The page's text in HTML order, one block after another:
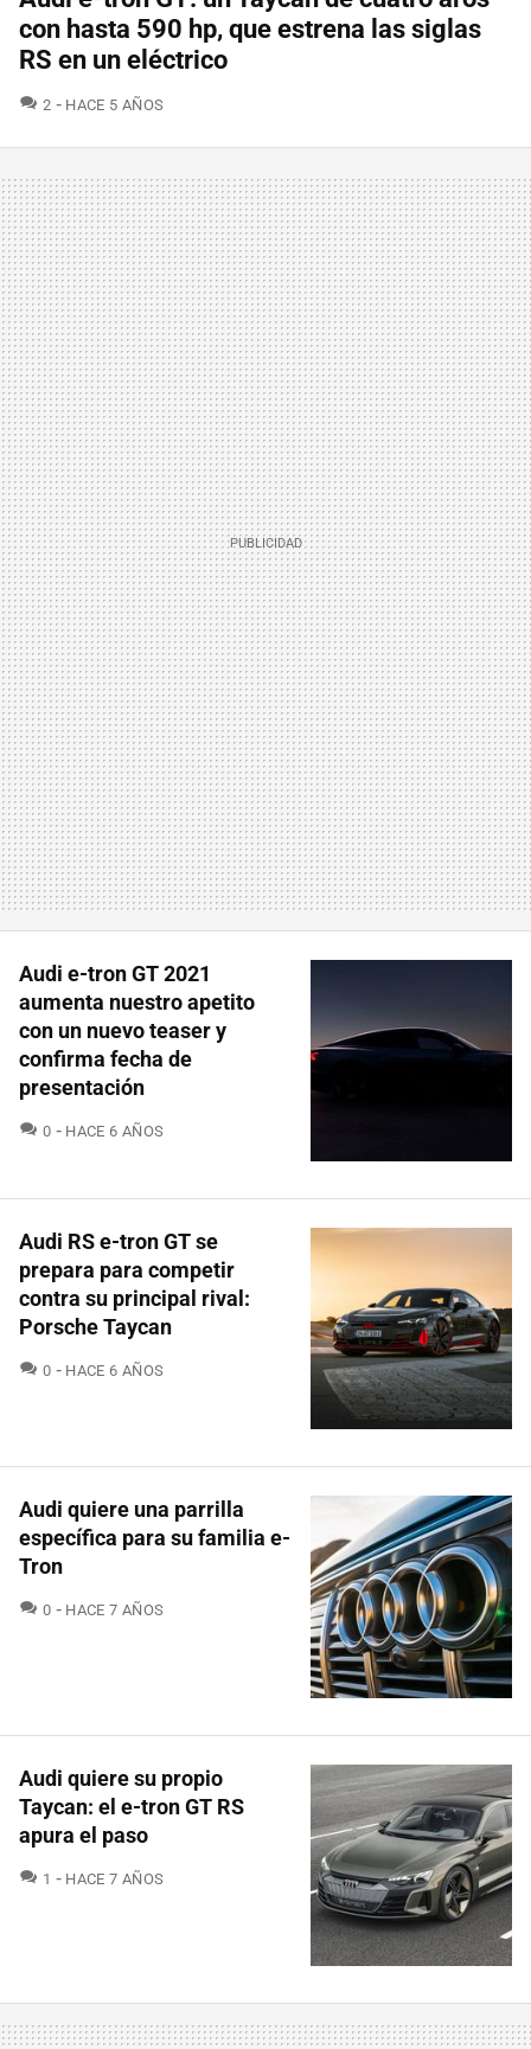
con hasta 590 hp, que estrena las siglas
RS en un eléctrico
2 COMENTARIOS
HACE 5 AÑOS
Audi e-tron GT 2021
aumenta nuestro apetito
con un nuevo teaser y
confirma fecha de
presentación
0 COMENTARIOS
HACE 6 AÑOS
Audi RS e-tron GT se
prepara para competir
contra su principal rival:
Porsche Taycan
0 COMENTARIOS
HACE 6 AÑOS
Audi quiere una parrilla
específica para su familia e-
Tron
0 COMENTARIOS
HACE 7 AÑOS
Audi quiere su propio
Taycan: el e-tron GT RS
apura el paso
1 COMENTARIOS
HACE 7 AÑOS